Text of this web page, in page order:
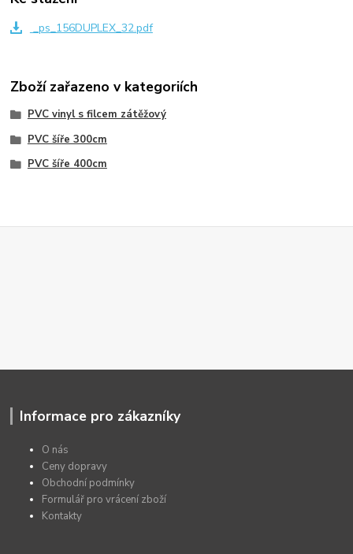
_ps_156DUPLEX_32.pdf
Zboží zařazeno v kategoriích
PVC vinyl s filcem zátěžový
PVC šíře 300cm
PVC šíře 400cm
Informace pro zákazníky
O nás
Ceny dopravy
Obchodní podmínky
Formulář pro vrácení zboží
Kontakty